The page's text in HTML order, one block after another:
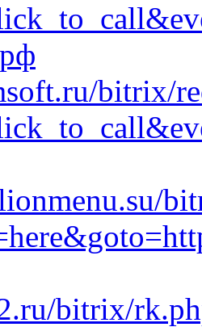
bitrix/
bitrix/